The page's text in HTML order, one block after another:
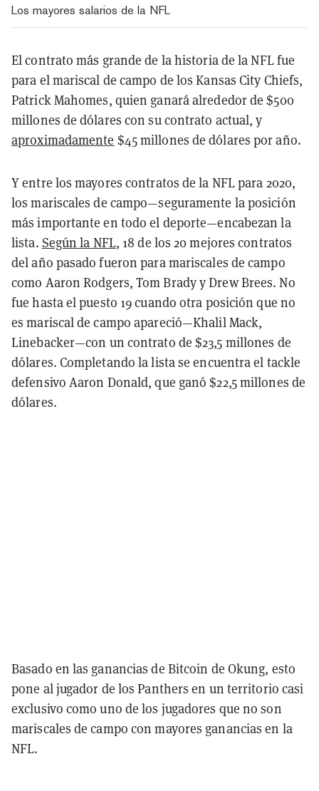
Los mayores salarios de la NFL
El contrato más grande de la historia de la NFL fue
para el mariscal de campo de los Kansas City Chiefs,
Patrick Mahomes, quien ganará alrededor de $500
millones de dólares con su contrato actual, y
aproximadamente $45 millones de dólares por año.
Y entre los mayores contratos de la NFL para 2020,
los mariscales de campo—seguramente la posición
más importante en todo el deporte—encabezan la
lista. Según la NFL, 18 de los 20 mejores contratos
del año pasado fueron para mariscales de campo
como Aaron Rodgers, Tom Brady y Drew Brees. No
fue hasta el puesto 19 cuando otra posición que no
es mariscal de campo apareció—Khalil Mack,
Linebacker—con un contrato de $23,5 millones de
dólares. Completando la lista se encuentra el tackle
defensivo Aaron Donald, que ganó $22,5 millones de
dólares.
Basado en las ganancias de Bitcoin de Okung, esto
pone al jugador de los Panthers en un territorio casi
exclusivo como uno de los jugadores que no son
mariscales de campo con mayores ganancias en la
NFL.